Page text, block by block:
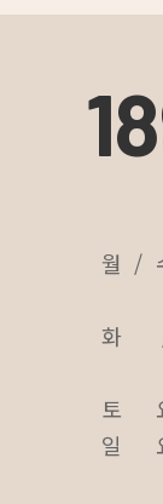
월 /
화
토
일